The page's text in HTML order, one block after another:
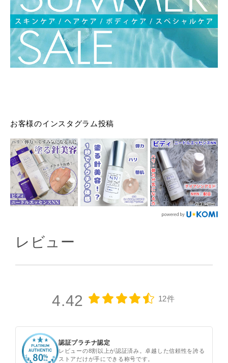
お客様のインスタグラム投稿
レビュー
4.42 12件
認証プラチナ認定
レビューの8割以上が認証済み。卓越した信頼性を誇る
ストアだけが手にできる称号です。